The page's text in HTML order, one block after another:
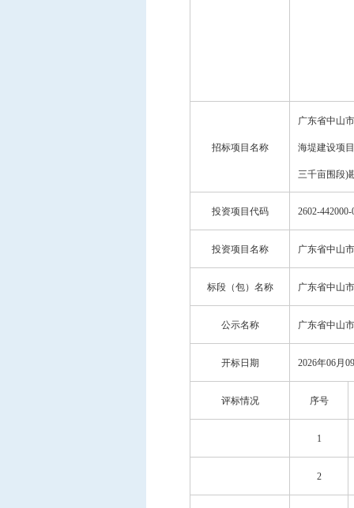
招标项目名称
广东省中山
海堤建设项目
三千亩围段)
投资项目代码 2602-
投资项目名称 广东省中山
标段（包）名称 广东省中山
公示名称 广东省中山
开标日期 2026年06月
评标情况 序号
1
2